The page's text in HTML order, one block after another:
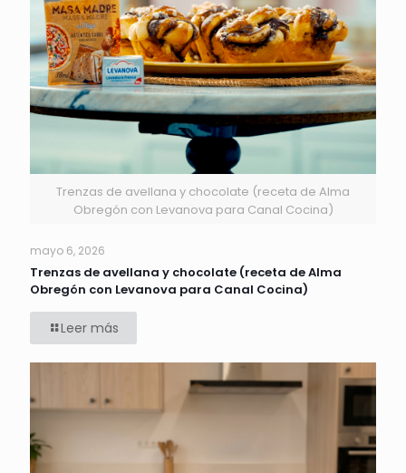
Trenzas de avellana y chocolate (receta de Alma
Obregón con Levanova para Canal Cocina)
mayo 6, 2026
Trenzas de avellana y chocolate (receta de Alma
Obregón con Levanova para Canal Cocina)
Leer más